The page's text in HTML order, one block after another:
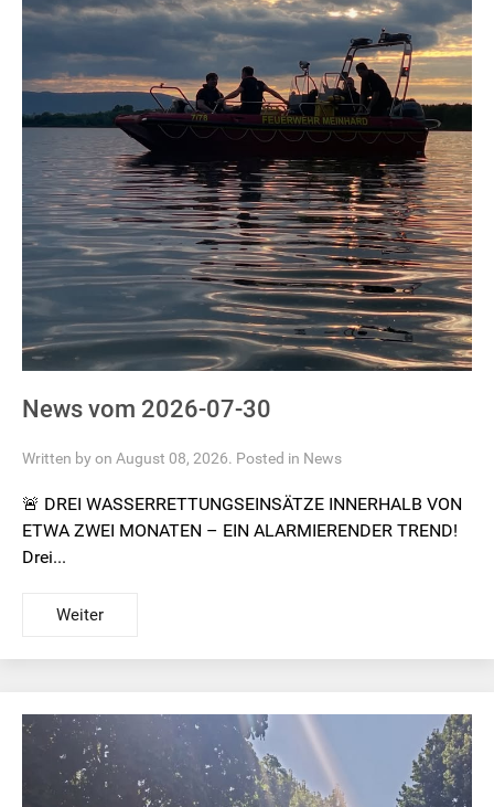
News vom 2026-07-30
Written by on August 08, 2026. Posted in News
🚨 DREI WASSERRETTUNGSEINSÄTZE INNERHALB VON
ETWA ZWEI MONATEN – EIN ALARMIERENDER TREND!
Drei...
Weiter